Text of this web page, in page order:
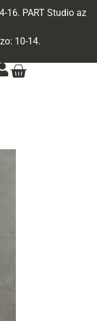
16. PART Studio az
10-14.